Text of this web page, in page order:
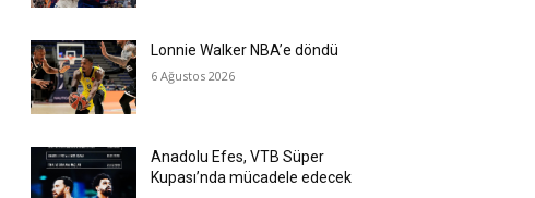
Lonnie Walker NBA’e döndü
6 Ağustos 2026
Anadolu Efes, VTB Süper
Kupası’nda mücadele edecek